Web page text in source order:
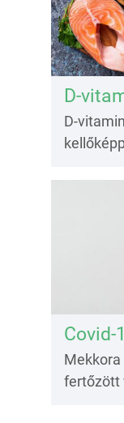
D-
D-
Covid-
Mekkora
fertőzött